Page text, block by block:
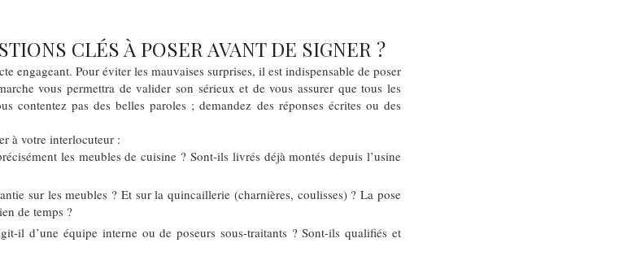
CLÉS À POSER AVANT DE SIGNER ?
engageant. Pour éviter les mauvaises surprises, il est indispensable de poser
vous permettra de valider son sérieux et de vous assurer que tous les
contentez pas des belles paroles ; demandez des réponses écrites ou des
à votre interlocuteur :
les meubles de cuisine ? Sont-ils livrés déjà montés depuis l’usine
sur les meubles ? Et sur la quincaillerie (charnières, coulisses) ? La pose
de temps ?
il d’une équipe interne ou de poseurs sous-traitants ? Sont-ils qualifiés et